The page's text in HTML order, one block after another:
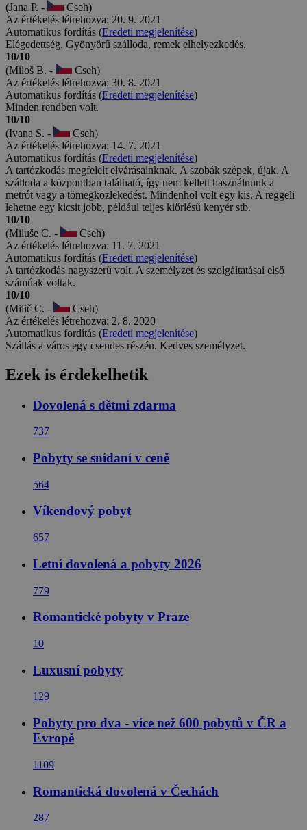
(Jana P. -
Cseh)
Az értékelés létrehozva: 20. 9. 2021
Automatikus fordítás (Eredeti megjelenítése)
Elégedettség. Gyönyörű szálloda, remek elhelyezkedés.
10/10
(Miloš B. -
Cseh)
Az értékelés létrehozva: 30. 8. 2021
Automatikus fordítás (Eredeti megjelenítése)
Minden rendben volt.
10/10
(Ivana S. -
Cseh)
Az értékelés létrehozva: 14. 7. 2021
Automatikus fordítás (Eredeti megjelenítése)
A tartózkodás megfelelt elvárásainknak. A szobák szépek, újak. A
szálloda a központban található, így nem kellett használnunk a
metrót vagy a tömegközlekedést. Mindenhol volt egy kis. A reggeli
lehetne egy kicsit jobb, például teljes kiőrlésű kenyér stb.
10/10
(Miluše C. -
Cseh)
Az értékelés létrehozva: 11. 7. 2021
Automatikus fordítás (Eredeti megjelenítése)
A tartózkodás nagyszerű volt. A személyzet és szolgáltatásai első
számúak voltak.
10/10
(Milič C. -
Cseh)
Az értékelés létrehozva: 2. 8. 2020
Automatikus fordítás (Eredeti megjelenítése)
Szállás a város egy csendes részén. Kedves személyzet.
Ezek is érdekelhetik
Dovolená s dětmi zdarma
737
Pobyty se snídaní v ceně
564
Víkendový pobyt
657
Letní dovolená a pobyty 2026
779
Romantické pobyty v Praze
10
Luxusní pobyty
129
Pobyty pro dva - více než 600 pobytů v ČR a
Evropě
1109
Romantická dovolená v Čechách
287